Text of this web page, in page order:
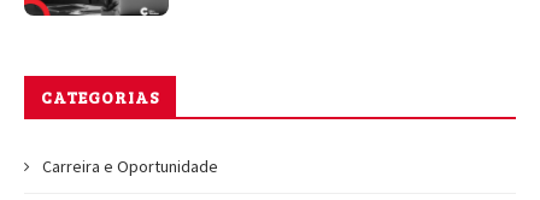
CATEGORIAS
Carreira e Oportunidade